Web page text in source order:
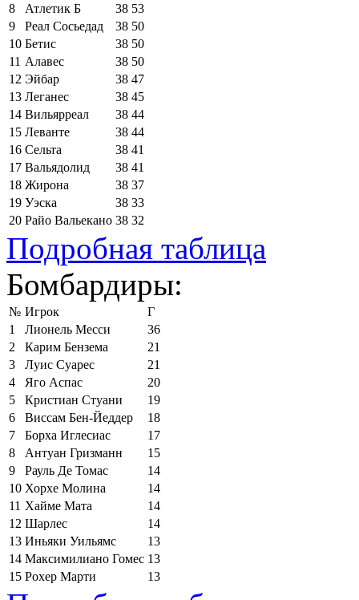
8
Атлетик Б 38 53
9
Реал Сосьедад 38 50
10 Бетис 38 50
11 Алавес 38 50
12 Эйбар 38 47
13 Леганес 38 45
14 Вильярреал 38 44
15 Леванте 38 44
16 Сельта 38 41
17 Вальядолид 38 41
18 Жирона 38 37
19 Уэска 38 33
20 Райо Вальекано 38 32
Подробная таблица
Бомбардиры:
№ Игрок
Г
1
Лионель Месси
36
2
Карим Бензема
21
3
Луис Суарес
21
4
Яго Аспас
20
5
Кристиан Стуани
19
6
Виссам Бен-Йеддер
18
7
Борха Иглесиас
17
8
Антуан Гризманн
15
9
Рауль Де Томас
14
10 Хорхе Молина
14
11 Хайме Мата
14
12 Шарлес
14
13 Иньяки Уильямс
13
14 Максимилиано Гомес 13
15 Рохер Марти 13